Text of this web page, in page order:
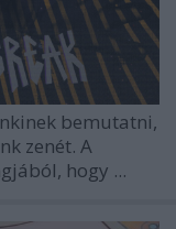
bemutatni,
zenét. A
hogy ...